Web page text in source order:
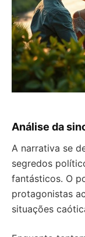
Análise da
A narrativa se
segredos
fantásticos. O
protagonistas
situações